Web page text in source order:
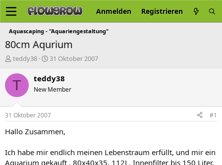
Anmelden Registrieren
Aquascaping - "Aquariengestaltung"
80cm Aqurium
E
s
e
r
teddy38
E
s
e
l
t
a
31 Oktober 2007
T teddy38
New Member
31 Oktober 2007 #1
Hallo Zusammen,
Ich habe mir endlich meinen Lebenstraum erfüllt, und mir ein
Aquarium gekauft , 80x40x35, 112L, Innenfilter bis 150 Liter,